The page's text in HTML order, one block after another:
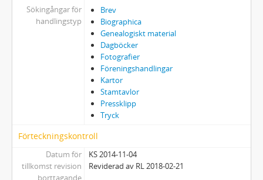
Sökingångar för
handlingstyp
Brev
Biographica
Genealogiskt material
Dagböcker
Fotografier
Föreningshandlingar
Kartor
Stamtavlor
Pressklipp
Tryck
Förteckningskontroll
Datum för
tillkomst revision
KS 2014-11-04
Reviderad av RL 2018-02-21